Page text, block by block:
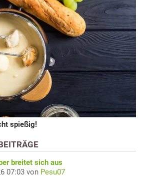
spießig!
breitet sich aus
07:03 von Pesu07